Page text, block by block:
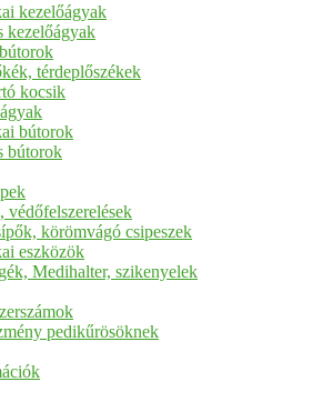
kezelőágyak
kezelőágyak
térdeplőszékek
kocsik
bútorok
bútorok
védőfelszerelések
körömvágó csipeszek
eszközök
Medihalter, szikenyelek
pedikűrösöknek